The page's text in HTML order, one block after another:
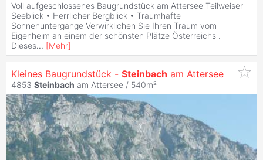
Voll aufgeschlossenes Baugrundstück am Attersee Teilweiser
Seeblick • Herrlicher Bergblick • Traumhafte
Sonnenuntergänge Verwirklichen Sie Ihren Traum vom
Eigenheim an einem der schönsten Plätze Österreichs .
Dieses... [Mehr]
Kleines Baugrundstück - Steinbach am Attersee
4853 Steinbach am Attersee / 540m²